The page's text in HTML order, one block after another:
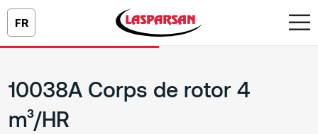
FR
10038A Corps de rotor 4
m³/HR